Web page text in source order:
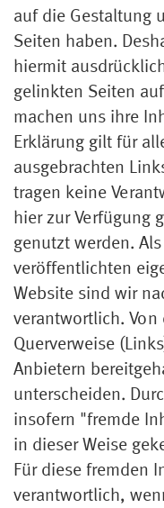
auf die Gestaltung
Seiten haben.
hiermit
gelinkten Seiten
machen uns ihre
Erklärung gilt für
ausgebrachten
tragen keine
hier zur Verfügung
genutzt werden.
veröffentlichten
Website sind wir
verantwortlich.
Querverweise
Anbietern
unterscheiden.
insofern "fremde
in dieser Weise
Für diese fremden
verantwortlich,